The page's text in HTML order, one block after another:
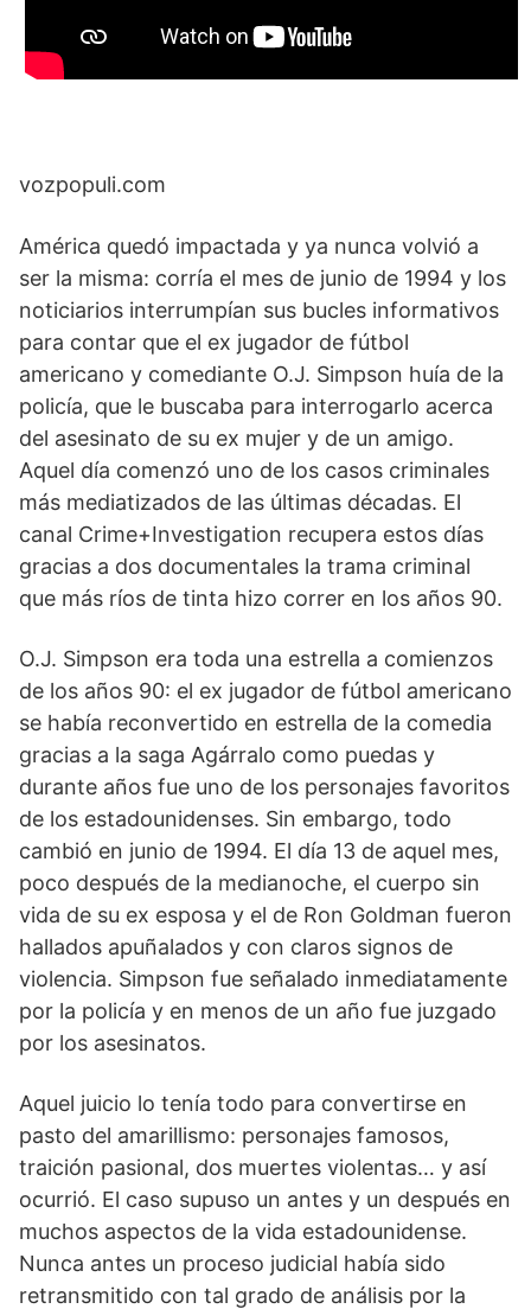
vozpopuli.com
América quedó impactada y ya nunca volvió a
ser la misma: corría el mes de junio de 1994 y los
noticiarios interrumpían sus bucles informativos
para contar que el ex jugador de fútbol
americano y comediante O.J. Simpson huía de la
policía, que le buscaba para interrogarlo acerca
del asesinato de su ex mujer y de un amigo.
Aquel día comenzó uno de los casos criminales
más mediatizados de las últimas décadas. El
canal Crime+Investigation recupera estos días
gracias a dos documentales la trama criminal
que más ríos de tinta hizo correr en los años 90.
O.J. Simpson era toda una estrella a comienzos
de los años 90: el ex jugador de fútbol americano
se había reconvertido en estrella de la comedia
gracias a la saga Agárralo como puedas y
durante años fue uno de los personajes favoritos
de los estadounidenses. Sin embargo, todo
cambió en junio de 1994. El día 13 de aquel mes,
poco después de la medianoche, el cuerpo sin
vida de su ex esposa y el de Ron Goldman fueron
hallados apuñalados y con claros signos de
violencia. Simpson fue señalado inmediatamente
por la policía y en menos de un año fue juzgado
por los asesinatos.
Aquel juicio lo tenía todo para convertirse en
pasto del amarillismo: personajes famosos,
traición pasional, dos muertes violentas… y así
ocurrió. El caso supuso un antes y un después en
muchos aspectos de la vida estadounidense.
Nunca antes un proceso judicial había sido
retransmitido con tal grado de análisis por la